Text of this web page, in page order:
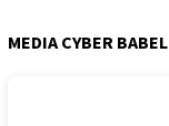
MEDIA CYBER BABEL